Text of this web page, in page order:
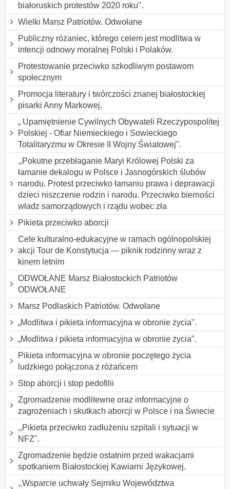
białoruskich protestów 2020 roku".
Wielki Marsz Patriotów. Odwołane
Publiczny różaniec, którego celem jest modlitwa w
intencji odnowy moralnej Polski i Polaków.
Protestowanie przeciwko szkodliwym postawom
społecznym
Promocja literatury i twórczości znanej białostockiej
pisarki Anny Markowej.
„ Upamiętnienie Cywilnych Obywateli Rzeczypospolitej
Polskiej - Ofiar Niemieckiego i Sowieckiego
Totalitaryzmu w Okresie II Wojny Światowej".
,,Pokutne przebłaganie Maryi Królowej Polski za
łamanie dekalogu w Polsce i Jasnogórskich ślubów
narodu. Protest przeciwko łamaniu prawa i deprawacji
dzieci niszczenie rodzin i narodu. Przeciwko bierności
władz samorządowych i rządu wobec zła
Pikieta przeciwko aborcji
Cele kulturalno-edukacyjne w ramach ogólnopolskiej
akcji Tour de Konstytucja — piknik rodzinny wraz z
kinem letnim
ODWOŁANE Marsz Białostockich Patriotów
ODWOŁANE
Marsz Podlaskich Patriotów. Odwołane
„Modlitwa i pikieta informacyjna w obronie życia".
„Modlitwa i pikieta informacyjna w obronie życia".
Pikieta informacyjna w obronie poczętego życia
ludzkiego połączona z różańcem
Stop aborcji i stop pedofilii
Zgromadzenie modlitewne oraz informacyjne o
zagrożeniach i skutkach aborcji w Polsce i na Świecie
,,Pikieta przeciwko zadłużeniu szpitali i sytuacji w
NFZ".
Zgromadzenie będzie ostatnim przed wakacjami
spotkaniem Białostockiej Kawiarni Językowej.
,,Wsparcie uchwały Sejmiku Województwa